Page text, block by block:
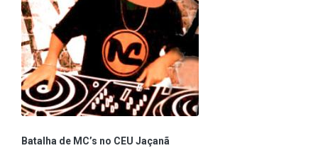
Batalha de MC’s no CEU Jaçanã